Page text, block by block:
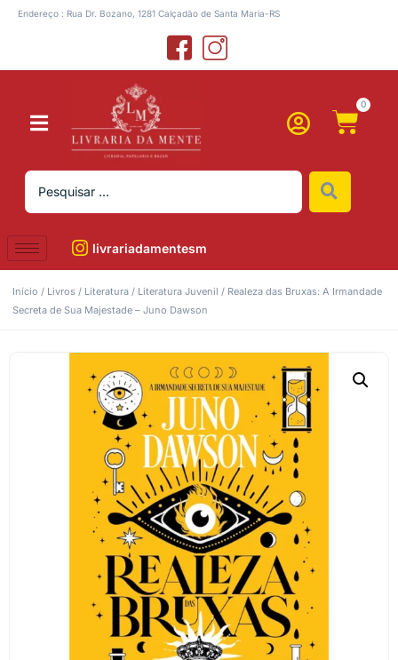
Endereço : Rua Dr. Bozano, 1281 Calçadão de Santa Maria-RS
0
livrariadamentesm
Início / Livros / Literatura / Literatura Juvenil / Realeza das Bruxas: A Irmandade
Secreta de Sua Majestade – Juno Dawson